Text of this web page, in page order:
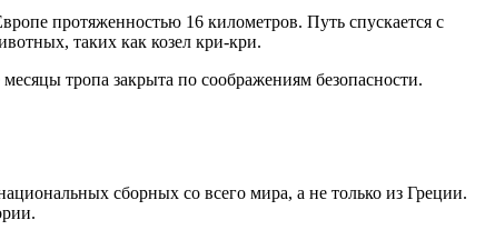
протяженностью 16 километров. Путь спускается с
таких как козел кри-кри.
тропа закрыта по соображениям безопасности.
сборных со всего мира, а не только из Греции.